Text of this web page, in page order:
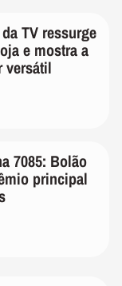
TV ressurge
e mostra a
versátil
7085: Bolão
principal